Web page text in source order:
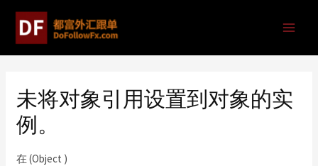
未将对象引用设置到对象的实
例。
在 (Object )